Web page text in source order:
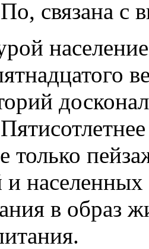
связана с
только
и
в образ